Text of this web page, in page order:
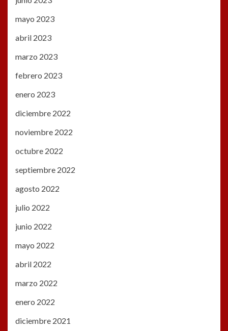
mayo 2023
abril 2023
marzo 2023
febrero 2023
enero 2023
diciembre 2022
noviembre 2022
octubre 2022
septiembre 2022
agosto 2022
julio 2022
junio 2022
mayo 2022
abril 2022
marzo 2022
enero 2022
diciembre 2021